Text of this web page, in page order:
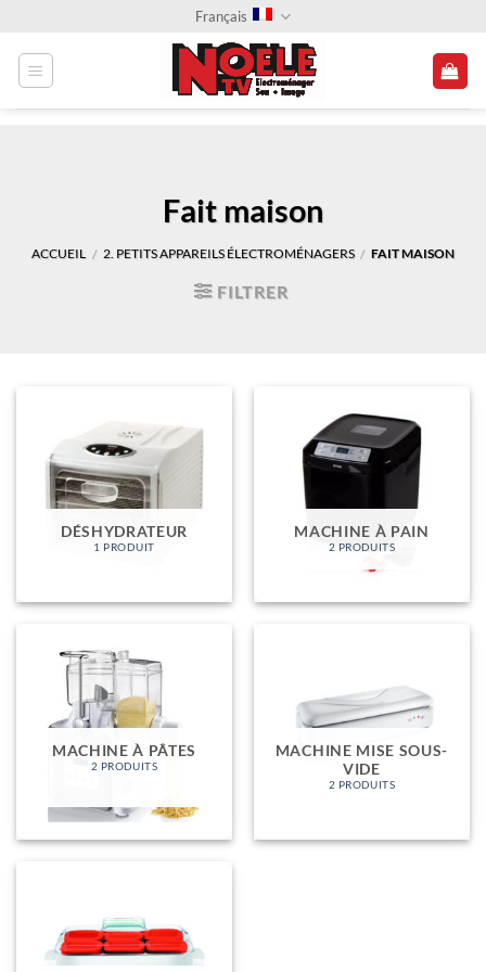
contenu
Français
Fait maison
ACCUEIL / 2. PETITS APPAREILS ÉLECTROMÉNAGERS / FAIT MAISON
FILTRER
DÉSHYDRATEUR
1 PRODUIT
MACHINE À PAIN
2 PRODUITS
MACHINE À PÂTES
2 PRODUITS
MACHINE MISE SOUS-
VIDE
2 PRODUITS